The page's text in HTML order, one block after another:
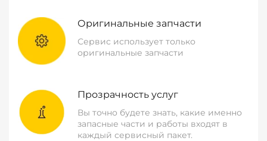
Оригинальные запчасти
Сервис использует только
оригинальные запчасти
Прозрачность услуг
Вы точно будете знать, какие именно
запасные части и работы входят в
каждый сервисный пакет.